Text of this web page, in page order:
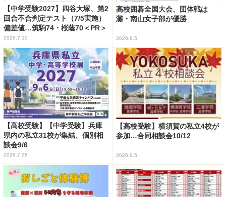
【中学受験2027】四谷大塚、第2
回合不合判定テスト（7/5実施）
偏差値…筑駒74・桜蔭70＜PR＞
2026.7.10
高校囲碁全国大会、団体戦は
灘・南山女子部が優勝
2026.8.5
【高校受験】【中学受験】兵庫
県内の私立31校が集結、個別相
談会9/6
2026.7.28
【高校受験】横須賀の私立4校が
参加…合同相談会10/12
2026.8.5